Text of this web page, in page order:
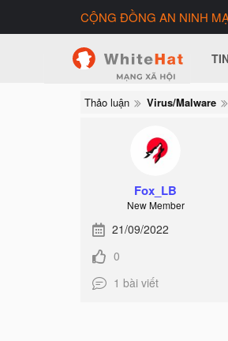
CỘNG ĐỒNG AN NINH
Thảo luận Virus/Malware
Fox_LB
New Member
21/09/2022
0
1 bài viết